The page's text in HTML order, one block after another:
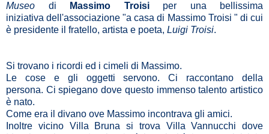
Museo di Massimo Troisiper una bellissima
iniziativa dell'associazione "a casa di Massimo Troisi " di cui
è presidente il fratello, artista e poeta, Luigi Troisi.
Si trovano i ricordi ed i cimeli di Massimo.
Le cose e gli oggetti servono. Ci raccontano della
persona. Ci spiegano dove questo immenso talento artistico
è nato.
Come era il divano ove Massimo incontrava gli amici.
Inoltre vicino Villa Bruna si trova Villa Vannucchi dove